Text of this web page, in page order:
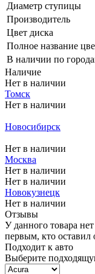
Диаметр ступицы
Производитель
Цвет диска
Полное название
В наличии по
Наличие
Нет в наличии
Томск
Нет в наличии
Новосибирск
Нет в наличии
Москва
Нет в наличии
Нет в наличии
Новокузнецк
Нет в наличии
Отзывы
У данного товара
первым, кто оставил
Подходит к авто
Выберите